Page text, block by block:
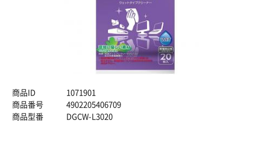
商品ID
1071901
商品番号
4902205406709
商品型番
DGCW-L3020